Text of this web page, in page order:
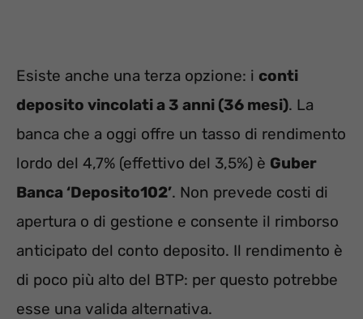
Esiste anche una terza opzione: i conti
deposito vincolati a 3 anni (36 mesi). La
banca che a oggi offre un tasso di rendimento
lordo del 4,7% (effettivo del 3,5%) è Guber
Banca ‘Deposito102’. Non prevede costi di
apertura o di gestione e consente il rimborso
anticipato del conto deposito. Il rendimento è
di poco più alto del BTP: per questo potrebbe
esse una valida alternativa.